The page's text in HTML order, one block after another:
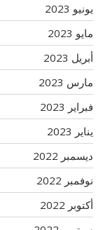
يونيو 2023
مايو 2023
أبريل 2023
مارس 2023
فبراير 2023
يناير 2023
ديسمبر 2022
نوفمبر 2022
أكتوبر 2022